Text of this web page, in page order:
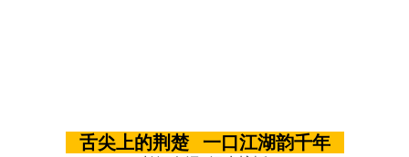
舌尖上的荆楚 一口江湖韵千年